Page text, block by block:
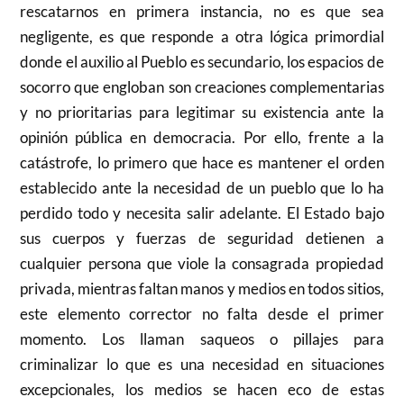
rescatarnos en primera instancia, no es que sea
negligente, es que responde a otra lógica primordial
donde el auxilio al Pueblo es secundario, los espacios de
socorro que engloban son creaciones complementarias
y no prioritarias para legitimar su existencia ante la
opinión pública en democracia. Por ello, frente a la
catástrofe, lo primero que hace es mantener el orden
establecido ante la necesidad de un pueblo que lo ha
perdido todo y necesita salir adelante. El Estado bajo
sus cuerpos y fuerzas de seguridad detienen a
cualquier persona que viole la consagrada propiedad
privada, mientras faltan manos y medios en todos sitios,
este elemento corrector no falta desde el primer
momento. Los llaman saqueos o pillajes para
criminalizar lo que es una necesidad en situaciones
excepcionales, los medios se hacen eco de estas